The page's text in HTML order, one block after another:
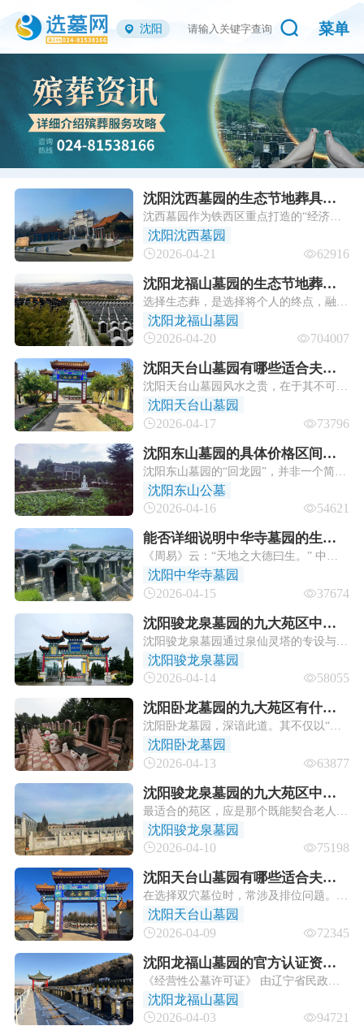
沈阳 菜单
沈阳沈西墓园的生态节地葬具体
有哪些政府补贴？
沈西墓园作为铁西区重点打造的“经济适
用墓”项目，其生态节地葬价格本身已比
市场同类型墓位低35%（约2000-3000
元），叠加政府补贴后，实际成本进一步
降低，真正实现“惠民+环保”的双重价
值。
沈阳沈西墓园
2026-04-21
62916
沈阳龙福山墓园的生态节地葬具
体有哪些形式？能否举例说明？
选择生态葬，是选择将个人的终点，融入
国家“绿水青山”的宏大叙事；是选择用最
轻盈的方式，为子孙后代留下更丰盈的土
地与更澄澈的蓝天。
沈阳龙福山墓园
2026-04-20
704007
沈阳天台山墓园有哪些适合夫妻
合葬的墓位？
沈阳天台山墓园风水之贵，在于其不可复
制的天然格局。墓园坐北朝南，背倚长白
山余脉，山势如“太师椅”稳稳环抱，是为
玄武靠山。其核心妙处在于与沈阳故宫同
处一条子午龙脉，此乃帝王之向，主根基
稳固、家族昌隆。
沈阳天台山墓园
2026-04-17
73796
沈阳东山墓园的具体价格区间是
怎样的呢？
沈阳东山墓园的“回龙园”，并非一个简单
的名称。它是这处“嫩龙真水”福地中，龙
脉灵气最为凝聚、情感最为丰沛的所在。
它超越了基础的“藏风聚气”，达到了“情
意交融”的更高境界。
沈阳东山公墓
2026-04-16
54621
能否详细说明中华寺墓园的生态
葬具体有哪些形式和价格差异？
《周易》云：“天地之大德曰生。”​ 中华
寺墓园的生态葬，正是对这种“生生之德”
的最高礼赞。它用最谦卑的方式——深埋
于土、化身为树、滋养繁花——完成了生
命最后也是最美的奉献。
沈阳中华寺墓园
2026-04-15
37674
沈阳骏龙泉墓园的九大苑区中，
哪些适合安葬有特殊宗教信仰的
人士？
沈阳骏龙泉墓园通过泉仙灵塔的专设与整
体多元文化的融合，为不同宗教信仰的人
士提供了安息之所。建议有特定信仰需求
的家庭，在实地考察时与园区充分沟通，
以便找到最契合心灵寄托的那方净土。
沈阳骏龙泉墓园
2026-04-14
58055
沈阳卧龙墓园的九大苑区有什么
特点？
沈阳卧龙墓园，深谙此道。其不仅以“二
龙环抱”之绝佳形胜著称，更在千亩龙脉
福地之上，依山就势，科学规划出 “归、
故、安、息、宁、静、眠、寝、乐”​ 九大
主题园区。
沈阳卧龙墓园
2026-04-13
63877
沈阳骏龙泉墓园的九大苑区中哪
个最适合老年人？
最适合的苑区，应是那个既能契合老人毕
生信仰与喜好，又能让子女尽孝时感到心
安与值得的所在。沈阳骏龙泉墓园九大苑
区提供的多元选择，正为此份深沉的情
感，提供了妥帖的安放之地。
沈阳骏龙泉墓园
2026-04-10
75198
沈阳天台山墓园有哪些适合夫妻
合葬的墓位？
在选择双穴墓位时，常涉及排位问题。沈
阳本地传统遵循 “男左女右”​ ，但需注
意，判定左右的正确视角是背对墓碑、与
逝者同向（面朝明堂），左侧为男性，右
侧为女性 。
沈阳天台山墓园
2026-04-09
72345
沈阳龙福山墓园的官方认证资质
是什么？
《经营性公墓许可证》​ 由辽宁省民政厅
审批颁发，是墓园合法经营的基础凭证，
需在园区显著位置公示。
沈阳龙福山墓园
2026-04-03
94721